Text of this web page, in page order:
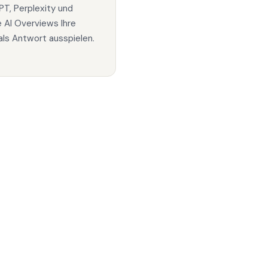
Perplexity und
AI Overviews Ihre
Antwort ausspielen.